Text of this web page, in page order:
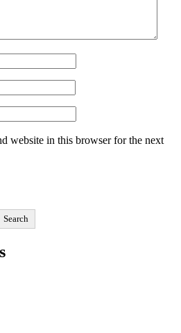
website in this browser for the next
Search